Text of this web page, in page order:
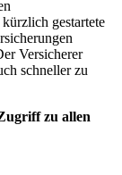
gestartete
Versicherer
schneller zu
zu allen